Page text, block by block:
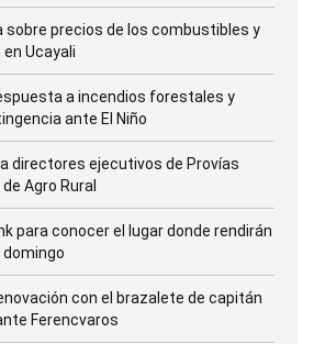
sobre precios de los combustibles y
Ucayali
a incendios forestales y
ante El Niño
directores ejecutivos de Provías
Agro Rural
para conocer el lugar donde rendirán
domingo
con el brazalete de capitán
Ferencvaros